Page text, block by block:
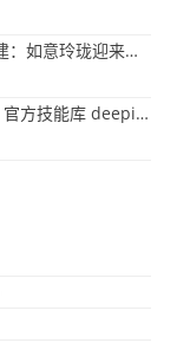
从XDG标准到全球共建：如意玲珑迎来首个海外开源贡献
deepin 开发者必备！官方技能库 deepin-skills 正式开源